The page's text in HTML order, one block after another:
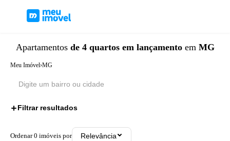
Apartamentos de 4 quartos em lançamento em MG
Meu Imóvel›MG
Filtrar resultados
Ordenar0 imóveis por Relevância